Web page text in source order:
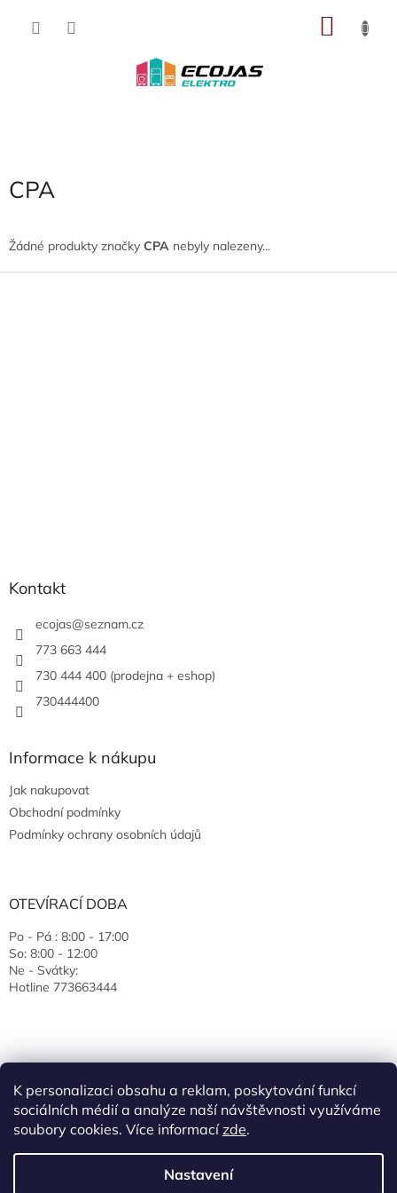
K personalizaci obsahu a reklam, poskytování funkcí
sociálních médií a analýze naší návštěvnosti využíváme
soubory cookies. Více informacízde.
Nastavení
CPA
Žádné produkty značky CPA nebyly nalezeny...
Kontakt
ecojas@seznam.cz
773 663 444
730 444 400 (prodejna + eshop)
730444400
Informace k nákupu
Jak nakupovat
Obchodní podmínky
Podmínky ochrany osobních údajů
OTEVÍRACÍ DOBA
Po - Pá : 8:00 - 17:00
So: 8:00 - 12:00
Ne - Svátky:
Hotline 773663444